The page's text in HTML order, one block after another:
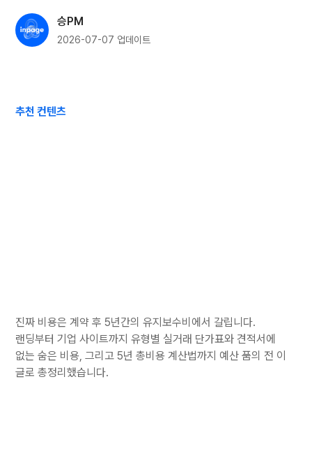
승PM
2026-07-07 업데이트
추천 컨텐츠
진짜 비용은 계약 후 5년간의 유지보수비에서 갈립니다.
랜딩부터 기업 사이트까지 유형별 실거래 단가표와 견적서에
없는 숨은 비용, 그리고 5년 총비용 계산법까지 예산 품의 전 이
글로 총정리했습니다.